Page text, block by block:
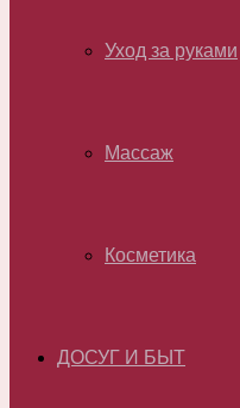
Уход за руками
Массаж
Косметика
ДОСУГ И БЫТ